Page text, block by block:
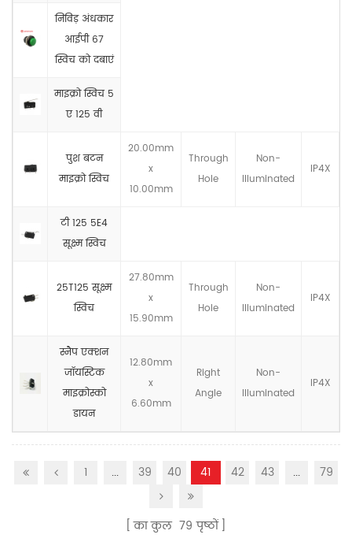
निविड़ अंधकार
आईपी 67
स्विच को दबाएं
माइक्रो स्विच 5
ए 125 वी
पुश बटन
माइक्रो स्विच
20.00mm
x
10.00mm
Through
Hole
Non-
llluminated
IP4X
टी 125 5E4
सूक्ष्म स्विच
25T125 सूक्ष्म
स्विच
27.80mm
x
15.90mm
Through
Hole
Non-
llluminated
IP4X
स्नैप एक्शन
जॉयस्टिक
माइक्रोस्को
डायन
12.80mm
x
6.60mm
Right
Angle
Non-
llluminated
IP4X
1 ... 39 40 41 42 43 ... 79
का कुल 79 पृष्ठों